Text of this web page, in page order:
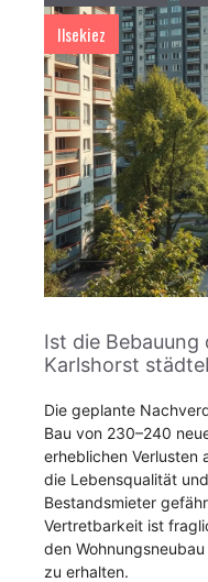
Ilsekiez
Ist die
Karlshorst
Die geplante
Bau von 230–240
erheblichen Verlusten
die Lebensqualität
Bestandsmieter
Vertretbarkeit ist
den
zu erhalten.